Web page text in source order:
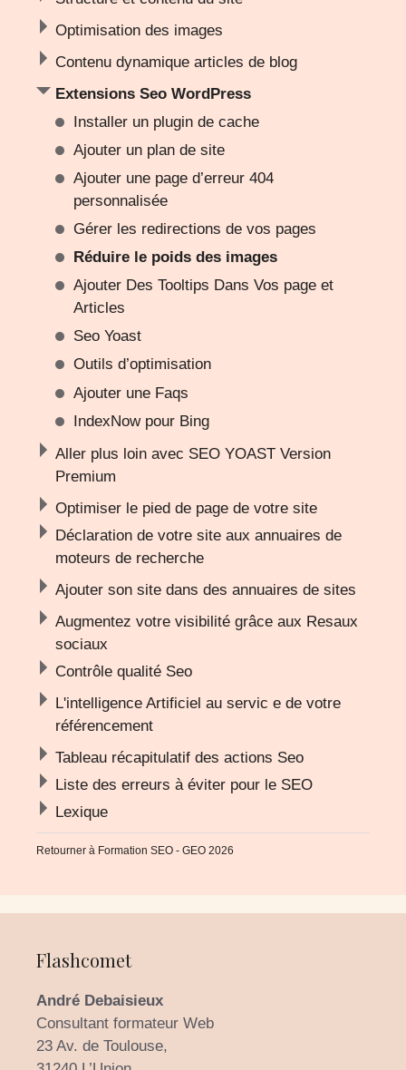
Optimisation des images
Contenu dynamique articles de blog
Extensions Seo WordPress
Installer un plugin de cache
Ajouter un plan de site
Ajouter une page d’erreur 404
personnalisée
Gérer les redirections de vos pages
Réduire le poids des images
Ajouter Des Tooltips Dans Vos page et
Articles
Seo Yoast
Outils d’optimisation
Ajouter une Faqs
IndexNow pour Bing
Aller plus loin avec SEO YOAST Version
Premium
Optimiser le pied de page de votre site
Déclaration de votre site aux annuaires de
moteurs de recherche
Ajouter son site dans des annuaires de sites
Augmentez votre visibilité grâce aux Resaux
sociaux
Contrôle qualité Seo
L'intelligence Artificiel au servic e de votre
référencement
Tableau récapitulatif des actions Seo
Liste des erreurs à éviter pour le SEO
Lexique
Retourner à Formation SEO - GEO 2026
Flashcomet
André Debaisieux
Consultant formateur Web
23 Av. de Toulouse,